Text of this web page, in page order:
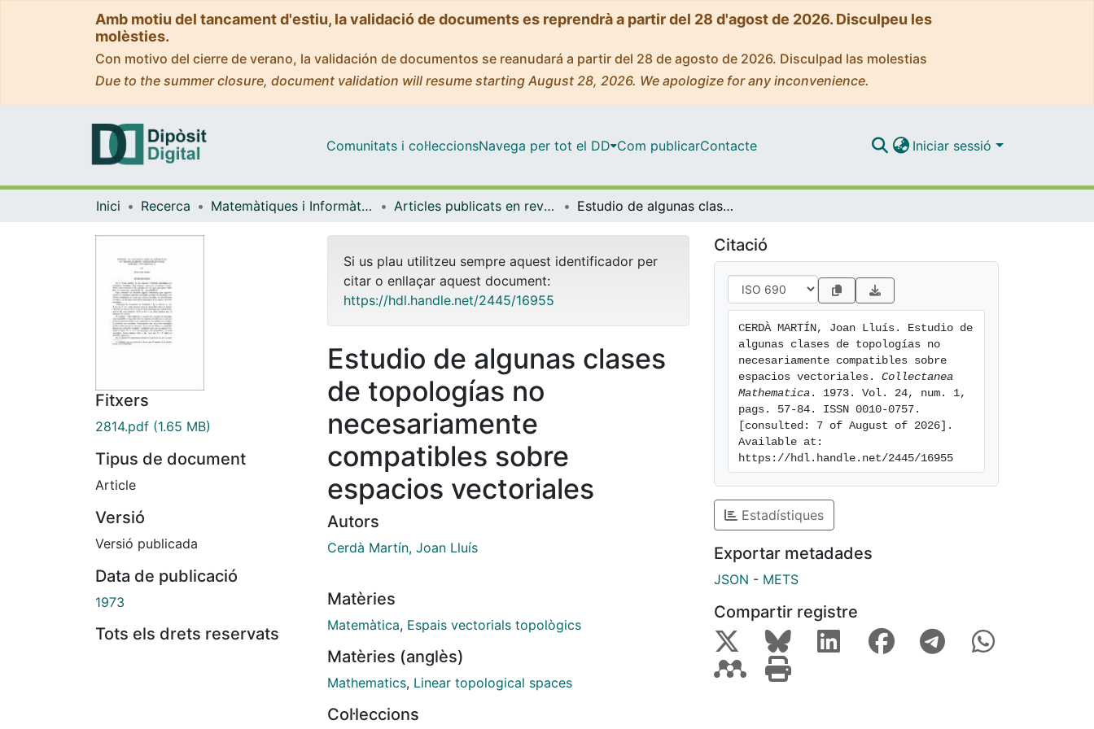
Amb motiu del tancament d'estiu, la validació de documents es reprendrà a partir del 28 d'agost de 2026. Disculpeu les
molèsties.
Con motivo del cierre de verano, la validación de documentos se reanudará a partir del 28 de agosto de 2026. Disculpad las molestias
Due to the summer closure, document validation will resume starting August 28, 2026. We apologize for any inconvenience.
Comunitats i col·leccionsNavega per tot el DD Com publicarContacte Iniciar sessió
Inici Recerca Matemàtiques i Informàtica Articles publicats en revistes (Matemàtiques i Informàtica) Estudio de algunas clases de topologías no necesariamente compatibles sobre espacios vectoriales
Fitxers
2814.pdf (1.65 MB)
Tipus de document
Article
Versió
Versió publicada
Data de publicació
1973
Tots els drets reservats
Si us plau utilitzeu sempre aquest identificador per
citar o enllaçar aquest document:
https://hdl.handle.net/2445/16955
Estudio de algunas clases
de topologías no
necesariamente
compatibles sobre
espacios vectoriales
Autors
Cerdà Martín, Joan Lluís
Matèries
Matemàtica, Espais vectorials topològics
Matèries (anglès)
Mathematics, Linear topological spaces
Col·leccions
Citació
CERDÀ MARTÍN, Joan Lluís. Estudio de
algunas clases de topologías no
necesariamente compatibles sobre
espacios vectoriales. Collectanea
Mathematica . 1973. Vol. 24, num. 1,
pags. 57-84. ISSN 0010-0757.
[consulted: 7 of August of 2026].
Available at:
https://hdl.handle.net/2445/16955
Estadístiques
Exportar metadades
JSON - METS
Compartir registre